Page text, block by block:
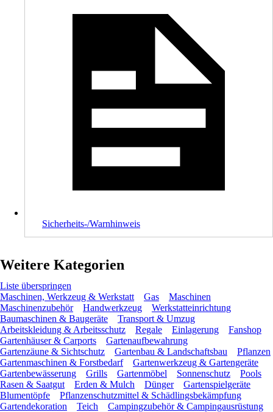
Sicherheits-/Warnhinweis
Weitere Kategorien
Liste überspringen
Maschinen, Werkzeug & Werkstatt
Gas
Maschinen
Maschinenzubehör
Handwerkzeug
Werkstatteinrichtung
Baumaschinen & Baugeräte
Transport & Umzug
Arbeitskleidung & Arbeitsschutz
Regale Einlagerung
Fanshop
Gartenhäuser & Carports
Gartenaufbewahrung
Gartenzäune & Sichtschutz
Gartenbau & Landschaftsbau
Pflanzen
Gartenmaschinen & Forstbedarf
Gartenwerkzeug & Gartengeräte
Gartenbewässerung
Grills Gartenmöbel Sonnenschutz
Pools
Rasen & Saatgut
Erden & Mulch Dünger
Gartenspielgeräte
Blumentöpfe
Pflanzenschutzmittel & Schädlingsbekämpfung
Gartendekoration
Teich Campingzubehör & Campingausrüstung